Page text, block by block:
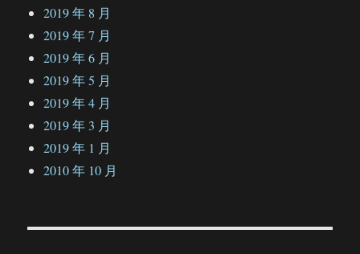
2019 年 8 月
2019 年 7 月
2019 年 6 月
2019 年 5 月
2019 年 4 月
2019 年 3 月
2019 年 1 月
2010 年 10 月